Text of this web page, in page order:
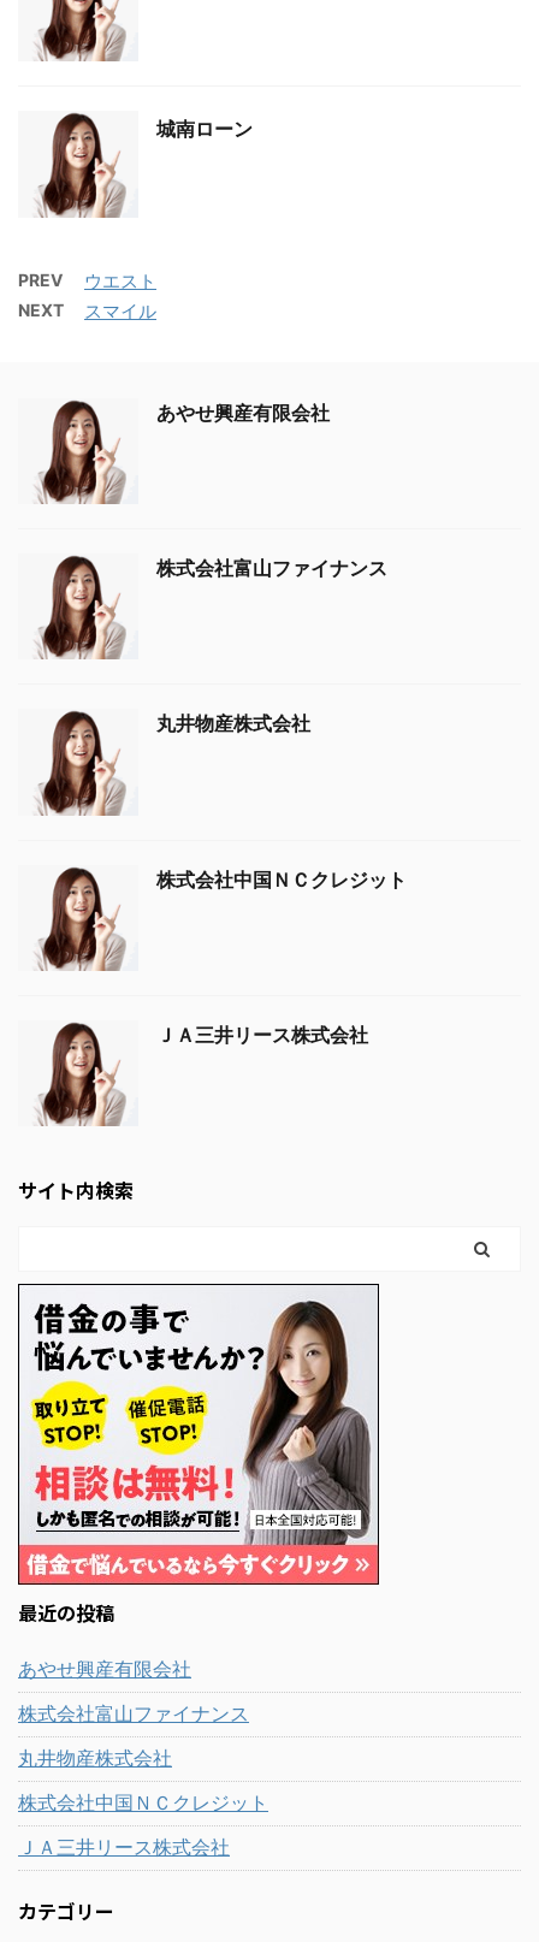
城南ローン
PREV ウエスト
NEXT スマイル
あやせ興産有限会社
株式会社富山ファイナンス
丸井物産株式会社
株式会社中国ＮＣクレジット
ＪＡ三井リース株式会社
サイト内検索
最近の投稿
あやせ興産有限会社
株式会社富山ファイナンス
丸井物産株式会社
株式会社中国ＮＣクレジット
ＪＡ三井リース株式会社
カテゴリー